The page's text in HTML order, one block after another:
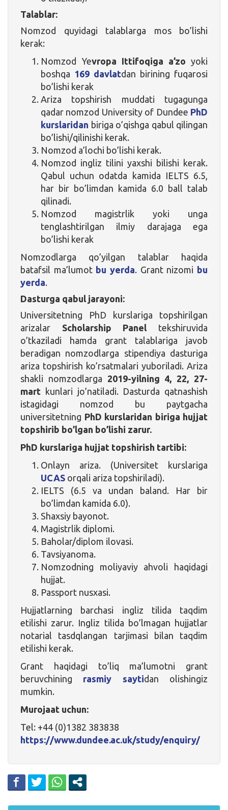
Talablar:
Nomzod quyidagi talablarga mos bo’lishi
kerak:
Nomzod Yevropa Ittifoqiga a’zo yoki
boshqa 169 davlatdan birining fuqarosi
bo’lishi kerak
Ariza topshirish muddati tugagunga
qadar nomzod University of Dundee PhD
kurslaridan biriga o’qishga qabul qilingan
bo’lishi/qilinishi kerak.
Nomzod a’lochi bo’lishi kerak.
Nomzod ingliz tilini yaxshi bilishi kerak.
Qabul uchun odatda kamida IELTS 6.5,
har bir bo’limdan kamida 6.0 ball talab
qilinadi.
Nomzod magistrlik yoki unga
tenglashtirilgan ilmiy darajaga ega
bo’lishi kerak
Nomzodlarga qo’yilgan talablar haqida
batafsil ma’lumot bu yerda. Grant nizomi bu
yerda.
Dasturga qabul jarayoni:
Universitetning PhD kurslariga topshirilgan
arizalar Scholarship Panel tekshiruvida
o’tkaziladi hamda grant talablariga javob
beradigan nomzodlarga stipendiya dasturiga
ariza topshirish ko’rsatmalari yuboriladi. Ariza
shakli nomzodlarga 2019-yilning 4, 22, 27-
mart kunlari jo’natiladi. Dasturda qatnashish
istagidagi nomzod bu paytgacha
universitetning PhD kurslaridan biriga hujjat
topshirib bo’lgan bo’lishi zarur.
PhD kurslariga hujjat topshirish tartibi:
Onlayn ariza. (Universitet kurslariga
UCAS orqali ariza topshiriladi).
IELTS (6.5 va undan baland. Har bir
bo’limdan kamida 6.0).
Shaxsiy bayonot.
Magistrlik diplomi.
Baholar/diplom ilovasi.
Tavsiyanoma.
Nomzodning moliyaviy ahvoli haqidagi
hujjat.
Passport nusxasi.
Hujjatlarning barchasi ingliz tilida taqdim
etilishi zarur. Ingliz tilida bo’lmagan hujjatlar
notarial tasdqlangan tarjimasi bilan taqdim
etilishi kerak.
Grant haqidagi to’liq ma’lumotni grant
beruvchining rasmiy saytidan olishingiz
mumkin.
Murojaat uchun:
Tel: +44 (0)1382 383838
https://www.dundee.ac.uk/study/enquiry/